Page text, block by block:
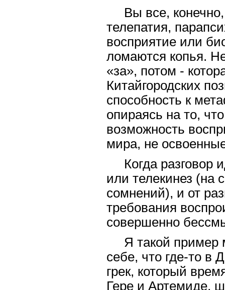
Вы все,
телепатия,
восприятие или
ломаются копья.
«за», потом -
Китайгородских
способность к
опираясь на то,
возможность
мира, не
Когда разговор
или телекинез (на
сомнений), и от
требования
совершенно
Я такой пример
себе, что где-то в
грек, который
Гере и Артемиде,